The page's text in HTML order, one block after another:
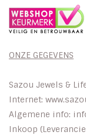
Enkelbandjes
Tassen en meer
Haaraccesoires
Zonnebrillen
ONZE GEGEVENS
Sazou Jewels &
Internet:
Algemene info:
Inkoop